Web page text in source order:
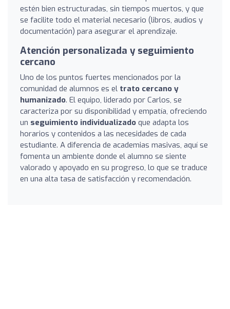
estén bien estructuradas, sin tiempos muertos, y que
se facilite todo el material necesario (libros, audios y
documentación) para asegurar el aprendizaje.
Atención personalizada y seguimiento
cercano
Uno de los puntos fuertes mencionados por la
comunidad de alumnos es el trato cercano y
humanizado. El equipo, liderado por Carlos, se
caracteriza por su disponibilidad y empatía, ofreciendo
un seguimiento individualizado que adapta los
horarios y contenidos a las necesidades de cada
estudiante. A diferencia de academias masivas, aquí se
fomenta un ambiente donde el alumno se siente
valorado y apoyado en su progreso, lo que se traduce
en una alta tasa de satisfacción y recomendación.